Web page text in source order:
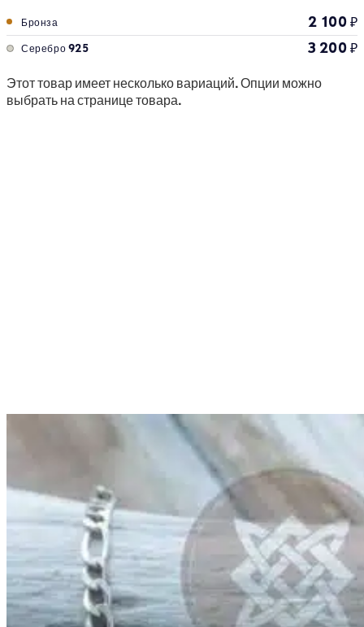
Бронза 2 100₽
Серебро 925 3 200₽
Этот товар имеет несколько вариаций. Опции можно
выбрать на странице товара.